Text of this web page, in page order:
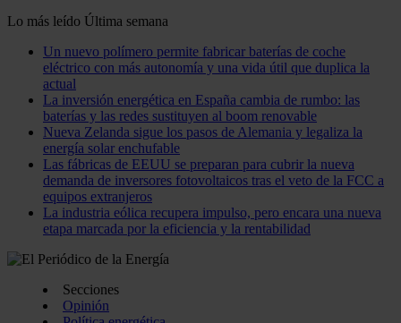
Lo más leído Última semana
Un nuevo polímero permite fabricar baterías de coche
eléctrico con más autonomía y una vida útil que duplica la
actual
La inversión energética en España cambia de rumbo: las
baterías y las redes sustituyen al boom renovable
Nueva Zelanda sigue los pasos de Alemania y legaliza la
energía solar enchufable
Las fábricas de EEUU se preparan para cubrir la nueva
demanda de inversores fotovoltaicos tras el veto de la FCC a
equipos extranjeros
La industria eólica recupera impulso, pero encara una nueva
etapa marcada por la eficiencia y la rentabilidad
Secciones
Opinión